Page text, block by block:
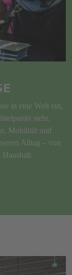
in eine Welt ein,
steht.
Mobilität und
Alltag – von